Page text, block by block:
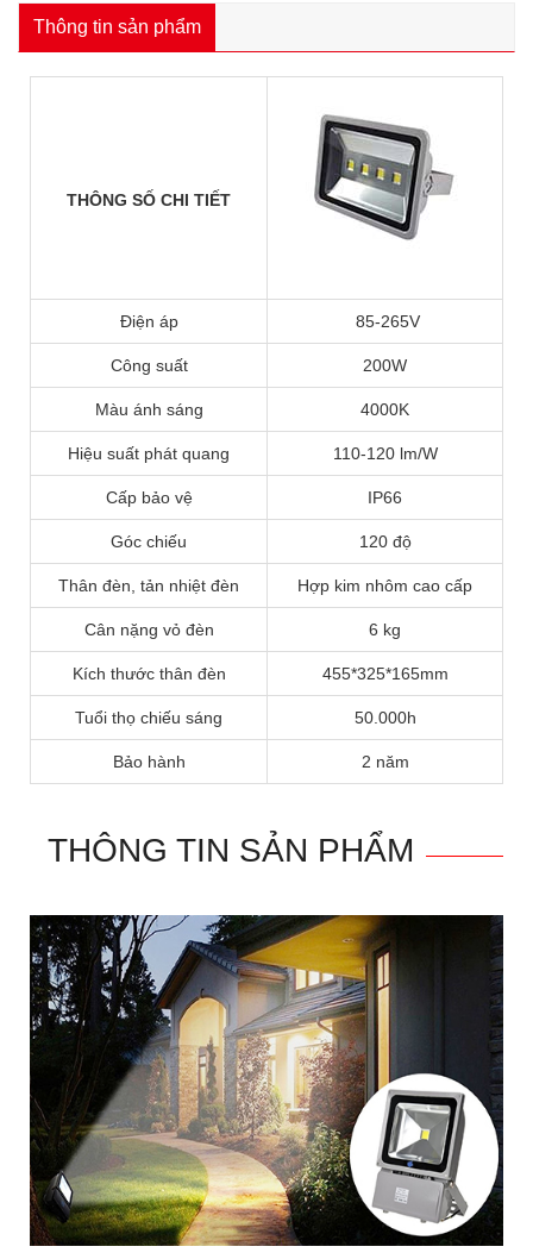
Thông tin sản phẩm
THÔNG SỐ CHI TIẾT
Điện áp 85-265V
Công suất 200W
Màu ánh sáng 4000K
Hiệu suất phát quang 110-120 lm/W
Cấp bảo vệ IP66
Góc chiếu 120 độ
Thân đèn, tản nhiệt đèn Hợp kim nhôm cao cấp
Cân nặng vỏ đèn 6 kg
Kích thước thân đèn 455*325*165mm
Tuổi thọ chiếu sáng 50.000h
Bảo hành 2 năm
THÔNG TIN SẢN PHẨM